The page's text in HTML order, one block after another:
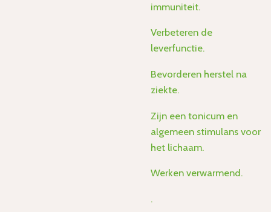
immuniteit.
Verbeteren de
leverfunctie.
Bevorderen herstel na
ziekte.
Zijn een tonicum en
algemeen stimulans voor
het lichaam.
Werken verwarmend.
.